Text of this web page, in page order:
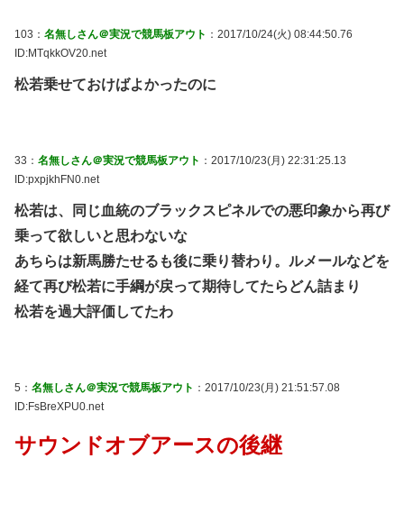
103： 名無しさん＠実況で競馬板アウト ：2017/10/24(火) 08:44:50.76
ID:MTqkkOV20.net
松若乗せておけばよかったのに
33： 名無しさん＠実況で競馬板アウト ：2017/10/23(月) 22:31:25.13
ID:pxpjkhFN0.net
松若は、同じ血統のブラックスピネルでの悪印象から再び
乗って欲しいと思わないな
あちらは新馬勝たせるも後に乗り替わり。ルメールなどを
経て再び松若に手綱が戻って期待してたらどん詰まり
松若を過大評価してたわ
5： 名無しさん＠実況で競馬板アウト ：2017/10/23(月) 21:51:57.08
ID:FsBreXPU0.net
サウンドオブアースの後継